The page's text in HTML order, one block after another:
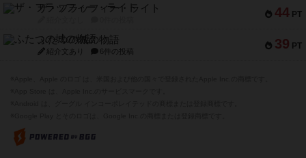
44 PT
ザ・フラッフィー・ライト
39 PT
ふたつの城の物語
紹介文あり 6件の投稿